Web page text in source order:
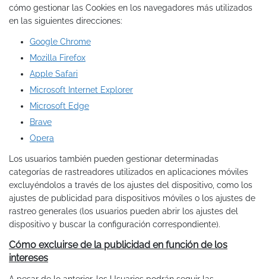
cómo gestionar las Cookies en los navegadores más utilizados
en las siguientes direcciones:
Google Chrome
Mozilla Firefox
Apple Safari
Microsoft Internet Explorer
Microsoft Edge
Brave
Opera
Los usuarios también pueden gestionar determinadas
categorías de rastreadores utilizados en aplicaciones móviles
excluyéndolos a través de los ajustes del dispositivo, como los
ajustes de publicidad para dispositivos móviles o los ajustes de
rastreo generales (los usuarios pueden abrir los ajustes del
dispositivo y buscar la configuración correspondiente).
Cómo excluirse de la publicidad en función de los
intereses